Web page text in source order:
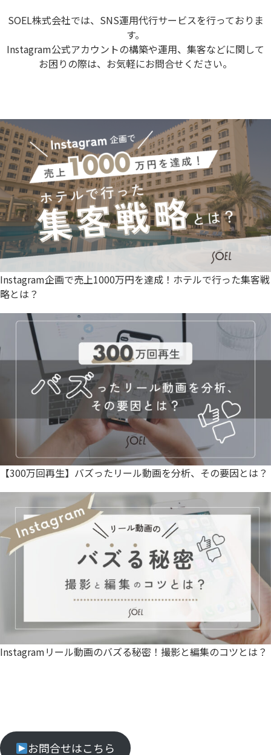
SOEL株式会社では、SNS運用代行サービスを行っておりま
す。
Instagram公式アカウントの構築や運用、集客などに関して
お困りの際は、お気軽にお問合せください。
Instagram企画で売上1000万円を達成！ホテルで行った集客戦
略とは？
【300万回再生】バズったリール動画を分析、その要因とは？
Instagramリール動画のバズる秘密！撮影と編集のコツとは？
お問合せはこちら